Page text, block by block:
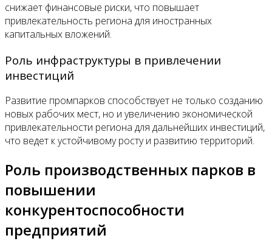
снижает финансовые риски, что повышает
привлекательность региона для иностранных
капитальных вложений.
Роль инфраструктуры в привлечении
инвестиций
Развитие промпарков способствует не только созданию
новых рабочих мест, но и увеличению экономической
привлекательности региона для дальнейших инвестиций,
что ведет к устойчивому росту и развитию территорий.
Роль производственных парков в
повышении
конкурентоспособности
предприятий